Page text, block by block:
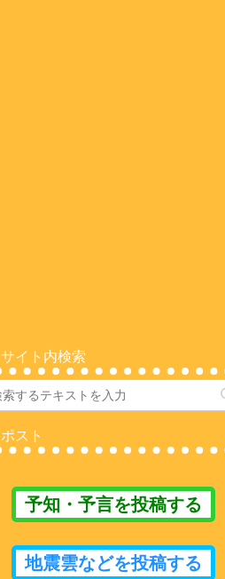
サイト内検索
ポスト
予知・予言を投稿する
地震雲などを投稿する